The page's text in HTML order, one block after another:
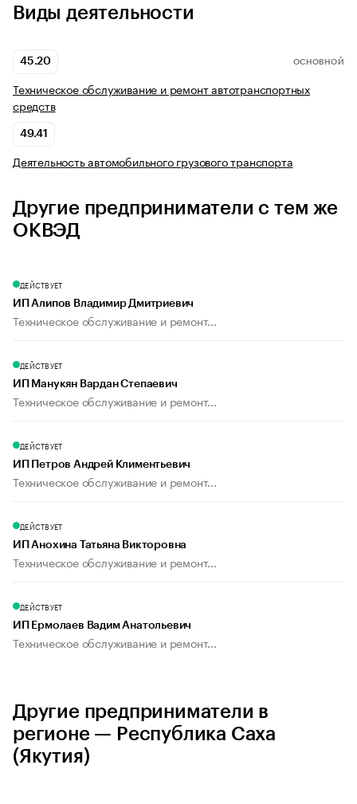
Виды деятельности
45.20 ОСНОВНОЙ
Техническое обслуживание и ремонт автотранспортных
средств
49.41
Деятельность автомобильного грузового транспорта
Другие предприниматели с тем же
ОКВЭД
ДЕЙСТВУЕТ
ИП Алипов Владимир Дмитриевич
Техническое обслуживание и ремонт...
ДЕЙСТВУЕТ
ИП Манукян Вардан Степаевич
Техническое обслуживание и ремонт...
ДЕЙСТВУЕТ
ИП Петров Андрей Климентьевич
Техническое обслуживание и ремонт...
ДЕЙСТВУЕТ
ИП Анохина Татьяна Викторовна
Техническое обслуживание и ремонт...
ДЕЙСТВУЕТ
ИП Ермолаев Вадим Анатольевич
Техническое обслуживание и ремонт...
Другие предприниматели в
регионе — Республика Саха
(Якутия)